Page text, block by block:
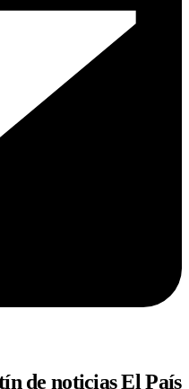
de noticias El País